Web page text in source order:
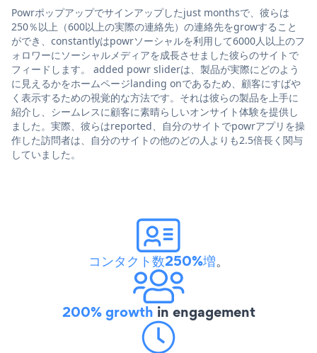
Powrポップアップでサインアップしたjust monthsで、彼らは
250％以上（600以上の実際の連絡先）の連絡先をgrowすること
ができ、constantlyはpowrソーシャルを利用して6000人以上のフ
ォロワーにソーシャルメディアを成長させました彼らのサイトで
フィードします。 added powr sliderは、製品が実際にどのよう
に見えるかをホームページlanding onであるため、顧客にすばや
く表示するための視覚的な方法です。それは彼らの製品を上手に
紹介し、シームレスに顧客に素晴らしいオンサイト体験を提供し
ました。実際、彼らはreported、自分のサイトでpowrアプリを操
作した訪問者は、自分のサイトの他のどの人よりも2.5倍長く関与
していました。
コンタクト数250%増。
200% growth in engagement